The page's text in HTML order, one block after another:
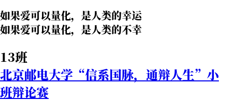
如果爱可以量化，是人类的幸运
如果爱可以量化，是人类的不幸
13班
北京邮电大学“信系国脉，通辩人生”小
班辩论赛